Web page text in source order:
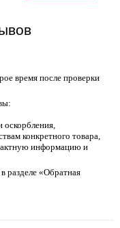
время после проверки
конкретного товара,
информацию и
разделе «Обратная